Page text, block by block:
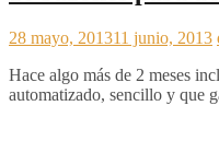
28 mayo, 201311 junio, 2013
Hace algo más de 2 meses
automatizado, sencillo y que